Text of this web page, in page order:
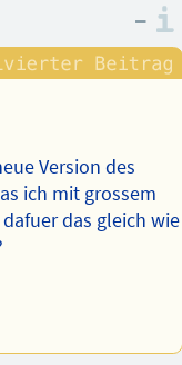
–
Version des
ich mit grossem
das gleich wie